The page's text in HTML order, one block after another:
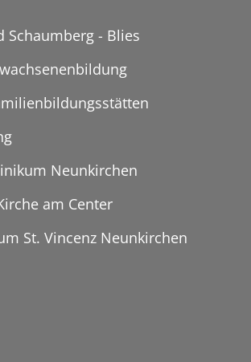
Schaumberg - Blies
Neunkirchen
am Center
St. Vincenz Neunkirchen